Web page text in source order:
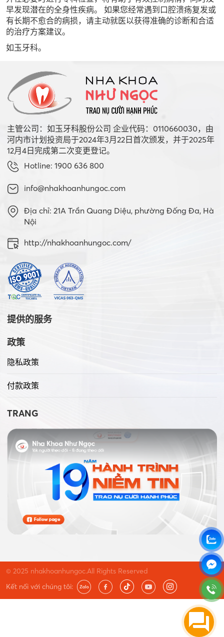
早发现潜在的全身性疾病。 如果您经常遇到口腔溃疡复发或
有长期不愈合的病损，请主动就医以获得准确的诊断和合适
的治疗方案建议。
如玉牙科。
主管公司：如玉牙科股份公司 企业代码：0110660030，由
河内市计划投资局于2024年3月22日首次颁发，并于2025年
12月4日完成第二次变更登记。
Hotline: 1900 636 800
info@nhakhoanhungoc.com
Địa chỉ: 21A Trần Quang Diệu, phường Đống Đa, Hà
Nội
http://nhakhoanhungoc.com/
提供的服务
政策
隐私政策
付款政策
TRANG
© 2025 nhakhoanhungoc.All Rights Reserved
Kết nối với chúng tôi: